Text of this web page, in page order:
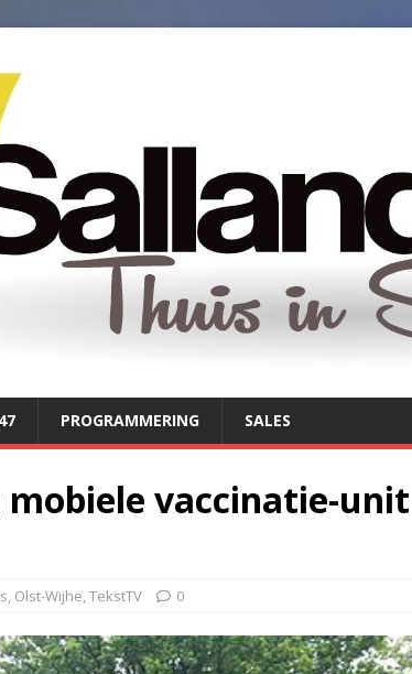
PROGRAMMERING SALES
vaccinatie-unit
, Olst-Wijhe,TekstTV 0